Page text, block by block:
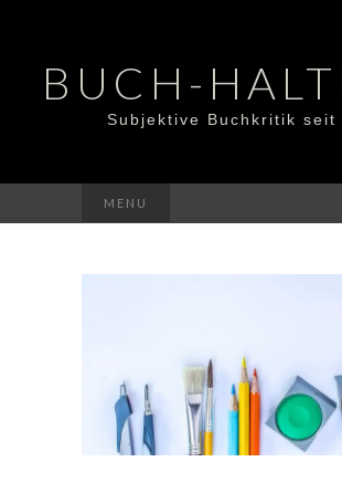
BUCH-
Subjektive Buchkritik seit
MENU